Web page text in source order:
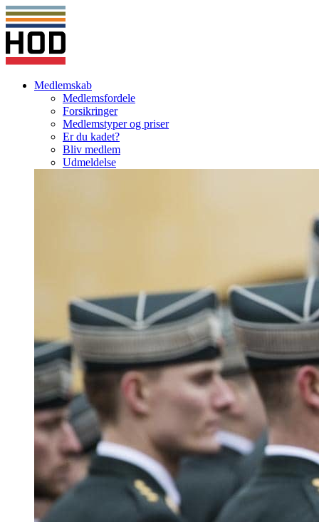
Medlemskab
Medlemsfordele
Forsikringer
Medlemstyper og priser
Er du kadet?
Bliv medlem
Udmeldelse